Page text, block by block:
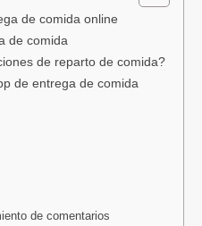
de comida online
de comida
de reparto de comida?
de entrega de comida
de comentarios